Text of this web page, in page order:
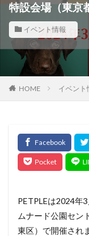
特設会場（東京
イベント情報
HOME イベント
PETPLEは2024年
ムナード公園セ
東区）で開催され